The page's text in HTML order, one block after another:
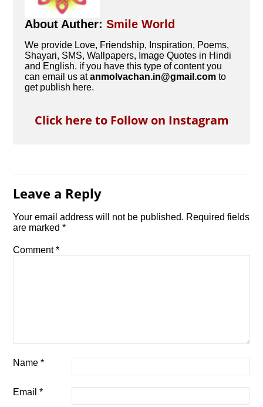
About Auther:Smile World
We provide Love, Friendship, Inspiration, Poems,
Shayari, SMS, Wallpapers, Image Quotes in Hindi
and English. if you have this type of content you
can email us atanmolvachan.in@gmail.com to
get publish here.
Click here to Follow on Instagram
Leave a Reply
Your email address will not be published. Required fields
are marked*
Comment*
Name*
Email*